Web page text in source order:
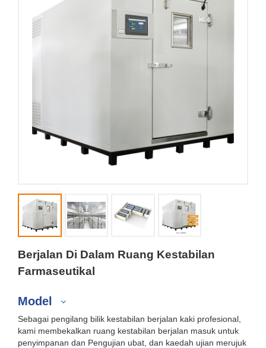
Berjalan Di Dalam Ruang Kestabilan
Farmaseutikal
Model
Sebagai pengilang bilik kestabilan berjalan kaki profesional,
kami membekalkan ruang kestabilan berjalan masuk untuk
penyimpanan dan Pengujian ubat, dan kaedah ujian merujuk